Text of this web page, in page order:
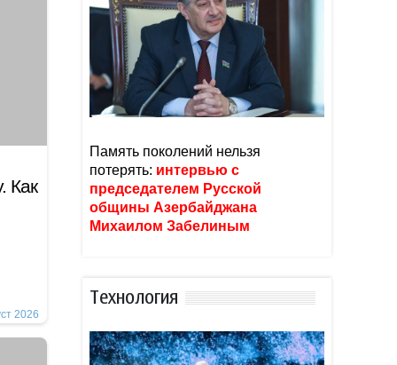
Как
2026
Память поколений нельзя
потерять: интервью с
председателем Русской
общины Азербайджана
Михаилом Забелиным
Тexнoлoгия